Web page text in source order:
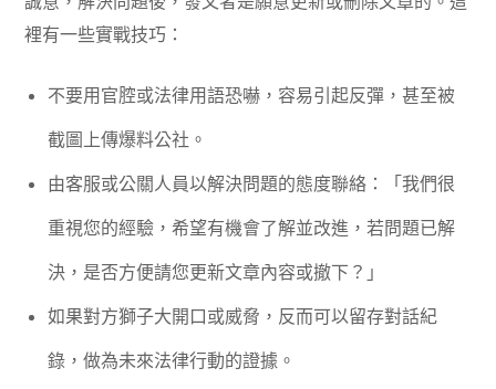
裡有一些實戰技巧：
不要用官腔或法律用語恐嚇，容易引起反彈，甚至被
截圖上傳爆料公社。
由客服或公關人員以解決問題的態度聯絡：「我們很
重視您的經驗，希望有機會了解並改進，若問題已解
決，是否方便請您更新文章內容或撤下？」
如果對方獅子大開口或威脅，反而可以留存對話紀
錄，做為未來法律行動的證據。